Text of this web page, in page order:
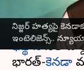
నిజ్జర్ హత్యపై
ఇంటెలిజెన్స్..
ఈ వార్తాకథనం ఏంటి
ఖలిస్థానీనేత
భారత్-కెనడా